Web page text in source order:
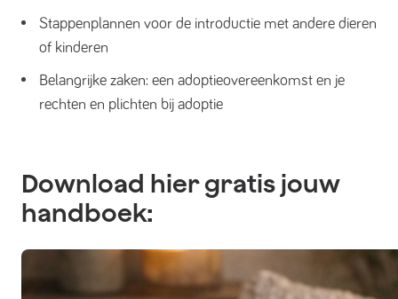
Stappenplannen voor de introductie met andere dieren
of kinderen
Belangrijke zaken: een adoptieovereenkomst en je
rechten en plichten bij adoptie
Download hier gratis jouw
handboek: